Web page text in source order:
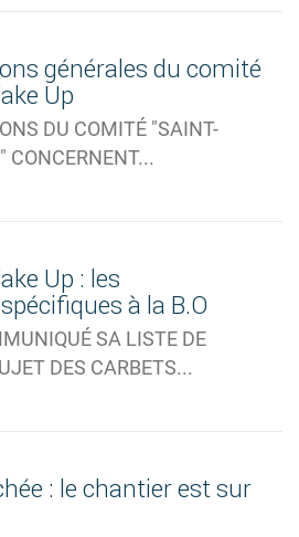
générales du comité
Up
DU COMITÉ "SAINT-
CONCERNENT...
Up : les
à la B.O
SA LISTE DE
DES CARBETS...
: le chantier est sur